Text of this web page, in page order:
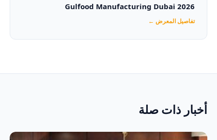
Gulfood Manufacturing Dubai 2026‏
تفاصيل المعرض ←
أخبار ذات صلة